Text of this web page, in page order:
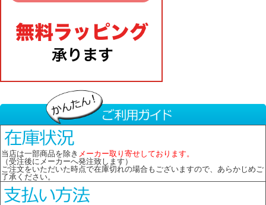
当店は一部商品を除き メーカー取り寄せしております。
（受注後にメーカーへ発注致します）
ご注文をいただいた時点で在庫切れの場合もございますので、あらかじめご
了承ください。